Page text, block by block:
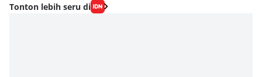
Tonton lebih seru di